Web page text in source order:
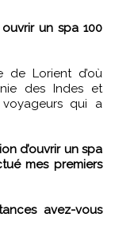
de Lorient d’où
des Indes et
qui a
d’ouvrir un spa
mes premiers
avez-vous